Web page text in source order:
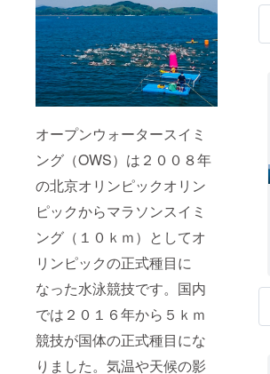
オープンウォータースイミ
ング（OWS）は２００８年
の北京オリンピックオリン
ピックからマラソンスイミ
ング（１０ｋｍ）としてオ
リンピックの正式種目に
なった水泳競技です。国内
では２０１６年から５ｋｍ
競技が国体の正式種目にな
りました。気温や天候の影